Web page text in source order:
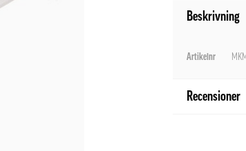
Beskrivning
Artikelnr
Recensioner